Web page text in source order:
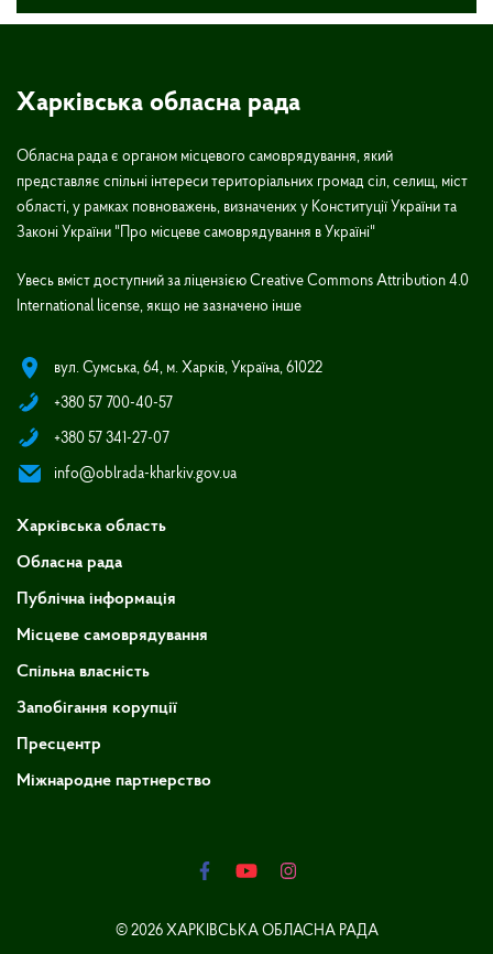
Харківська обласна рада
Обласна рада є органом місцевого самоврядування, який
представляє спільні інтереси територіальних громад сіл, селищ, міст
області, у рамках повноважень, визначених у Конституції України та
Законі України "Про місцеве самоврядування в Україні"
Увесь вміст доступний за ліцензією Creative Commons Attribution 4.0
International license, якщо не зазначено інше
вул. Сумська, 64, м. Харків, Україна, 61022
+380 57 700-40-57
+380 57 341-27-07
info@oblrada-kharkiv.gov.ua
Харківська область
Обласна рада
Публічна інформація
Місцеве самоврядування
Спільна власність
Запобігання корупції
Пресцентр
Міжнародне партнерство
© 2026 ХАРКІВСЬКА ОБЛАСНА РАДА